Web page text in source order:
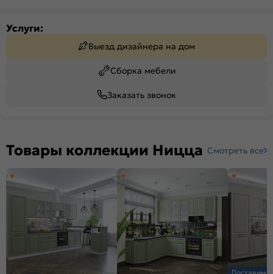
Услуги:
Выезд дизайнера на дом
Сборка мебели
Заказать звонок
Товары коллекции Ницца Смотреть все